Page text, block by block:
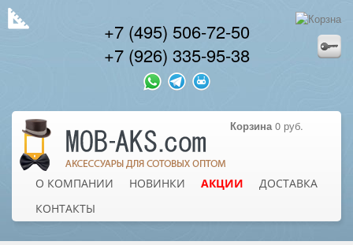
+7 (495) 506-72-50
+7 (926) 335-95-38
Корзина 0 руб.
О КОМПАНИИ НОВИНКИ АКЦИИ
ДОСТАВКА
КОНТАКТЫ